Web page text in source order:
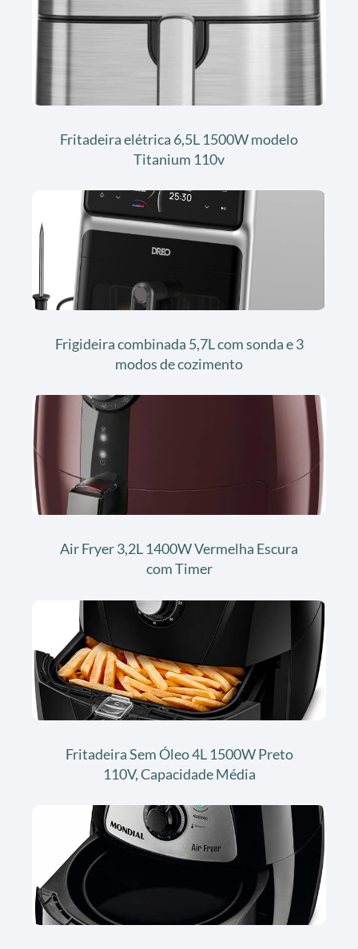
Fritadeira elétrica 6,5L 1500W modelo
Titanium 110v
Frigideira combinada 5,7L com sonda e 3
modos de cozimento
Air Fryer 3,2L 1400W Vermelha Escura
com Timer
Fritadeira Sem Óleo 4L 1500W Preto
110V, Capacidade Média